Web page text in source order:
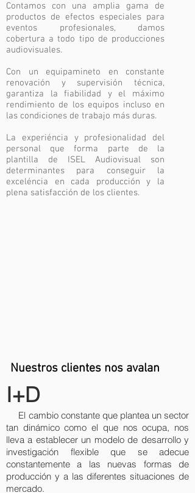
Contamos con una amplia gama de
productos de efectos especiales para
eventos profesionales, damos
cobertura a todo tipo de producciones
audiovisuales.
Con un equipamineto en constante
renovación y supervisión técnica,
garantiza la fiabilidad y el máximo
rendimiento de los equipos incluso en
las condiciones de trabajo más duras.
La experiéncia y profesionalidad del
personal que forma parte de la
plantilla de ISEL Audiovisual son
determinantes para conseguir la
exceléncia en cada producción y la
plena satisfacción de los clientes.
Nuestros clientes nos avalan
I+D
El cambio constante que plantea un sector
tan dinámico como el que nos ocupa, nos
lleva a establecer un modelo de desarrollo y
investigación flexible que se adecue
constantemente a las nuevas formas de
producción y a las diferentes situaciones de
mercado.